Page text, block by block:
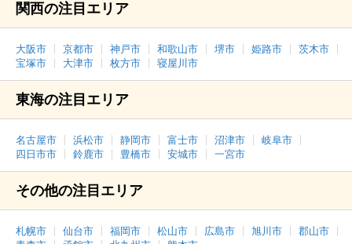
関西の注目エリア
大阪市 京都市 神戸市 和歌山市 堺市 姫路市
茨木市
宝塚市
大津市 枚方市 寝屋川市
東海の注目エリア
名古屋市 浜松市 静岡市 富士市 沼津市
岐阜市
四日市市
鈴鹿市 豊橋市 安城市 一宮市
その他の注目エリア
札幌市 仙台市 福岡市 松山市 広島市 旭川市
郡山市